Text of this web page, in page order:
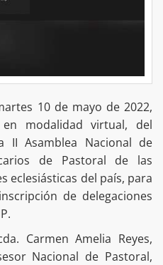
10 de mayo de 2022,
modalidad virtual, del
II Asamblea Nacional de
de Pastoral de las
eclesiásticas del país, para
de delegaciones
Carmen Amelia Reyes,
Nacional de Pastoral,